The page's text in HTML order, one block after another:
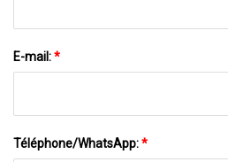
E-mail:*
Téléphone/WhatsApp:*